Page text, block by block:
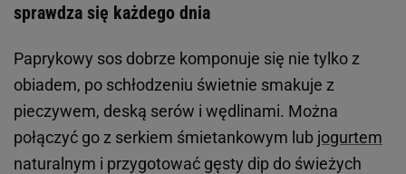
sprawdza się każdego dnia
Paprykowy sos dobrze komponuje się nie tylko z
obiadem, po schłodzeniu świetnie smakuje z
pieczywem, deską serów i wędlinami. Można
połączyć go z serkiem śmietankowym lub jogurtem
naturalnym i przygotować gęsty dip do świeżych